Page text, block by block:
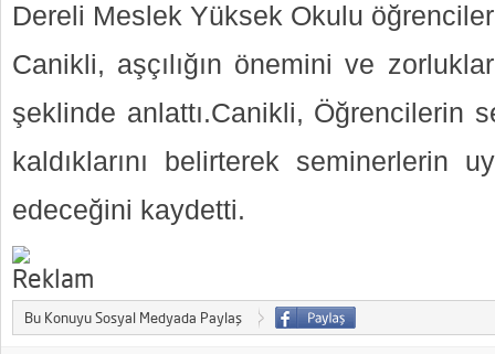
Dereli Meslek Yüksek Okulu
Canikli, aşçılığın önemini ve
şeklinde anlattı.Canikli, Öğrencilerin
kaldıklarını belirterek seminerlerin
edeceğini kaydetti.
Bu Konuyu Sosyal Medyada Paylaş